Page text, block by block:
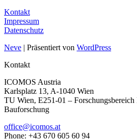
Kontakt
Impressum
Datenschutz
Neve | Präsentiert von WordPress
Kontakt
ICOMOS Austria
Karlsplatz 13, A-1040 Wien
TU Wien, E251-01 – Forschungsbereich
Bauforschung
office@icomos.at
Phone: +43 670 605 60 94